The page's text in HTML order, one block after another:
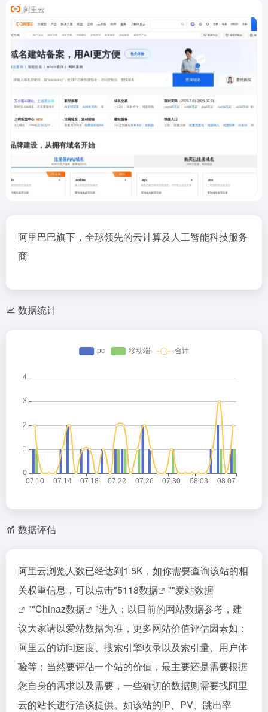
阿里云
阿里巴巴旗下，全球领先的云计算及人工智能科技服务
商
数据统计
数据评估
阿里云浏览人数已经达到1.5K，如你需要查询该站的相
关权重信息，可以点击"5118数据 ""爱站数据
""Chinaz数据
"进入；以目前的网站数据参考，建
议大家请以爱站数据为准，更多网站价值评估因素如：
阿里云的访问速度、搜索引擎收录以及索引量、用户体
验等；当然要评估一个站的价值，最主要还是需要根据
您自身的需求以及需要，一些确切的数据则需要找阿里
云的站长进行洽谈提供。如该站的IP、PV、跳出率